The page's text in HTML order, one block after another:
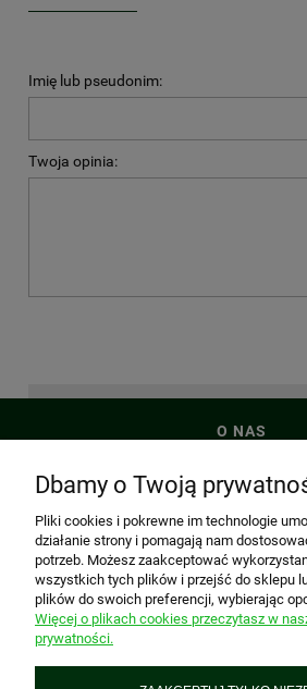
Imię lub pseudonim:
Twoja opinia:
O NAS
MOJE KONTO
PŁATNOŚCI I
Dbamy o Twoją
Pliki cookies i pokrewne im technologie
działanie strony i pomagają nam
potrzeb. Możesz zaakceptować
wszystkich tych plików i przejść do sklepu
plików do swoich preferencji, wybierając
Więcej o plikach cookies przeczytasz w
prywatności.